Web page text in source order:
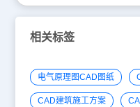
相关标签
电气原理图CAD图纸
CAD建筑施工方案